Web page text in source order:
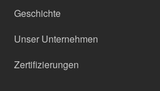
Geschichte
Unser Unternehmen
Zertifizierungen